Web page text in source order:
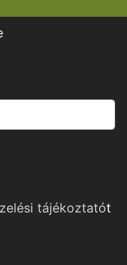
tájékoztatót